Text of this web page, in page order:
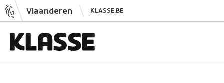
N
a
Vlaanderen KLASSE.BE